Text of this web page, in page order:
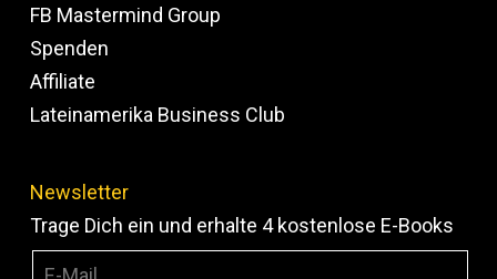
FB Mastermind Group
Spenden
Affiliate
Lateinamerika Business Club
Newsletter
Trage Dich ein und erhalte 4 kostenlose E-Books